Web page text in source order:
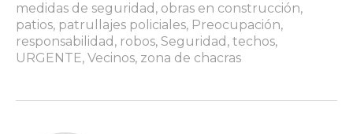
medidas de seguridad , obras en construcción,
patios, patrullajes policiales, Preocupación,
responsabilidad , robos, Seguridad , techos,
URGENTE, Vecinos, zona de chacras